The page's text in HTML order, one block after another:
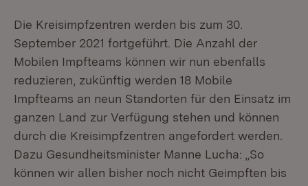
Die Kreisimpfzentren werden bis zum 30.
September 2021 fortgeführt. Die Anzahl der
Mobilen Impfteams können wir nun ebenfalls
reduzieren, zukünftig werden 18 Mobile
Impfteams an neun Standorten für den Einsatz im
ganzen Land zur Verfügung stehen und können
durch die Kreisimpfzentren angefordert werden.
Dazu Gesundheitsminister Manne Lucha: „So
können wir allen bisher noch nicht Geimpften bis